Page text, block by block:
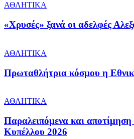
ΑΘΛΗΤΙΚΑ
«Χρυσές» ξανά οι αδελφές
ΑΘΛΗΤΙΚΑ
Πρωταθλήτρια κόσμου η
ΑΘΛΗΤΙΚΑ
Παραλειπόμενα και
Κυπέλλου 2026